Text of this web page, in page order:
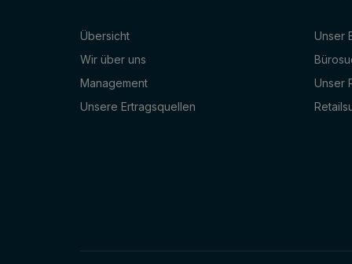
Übersicht
Wir über uns
Management
Unsere Ertragsquellen
Unser
Unser